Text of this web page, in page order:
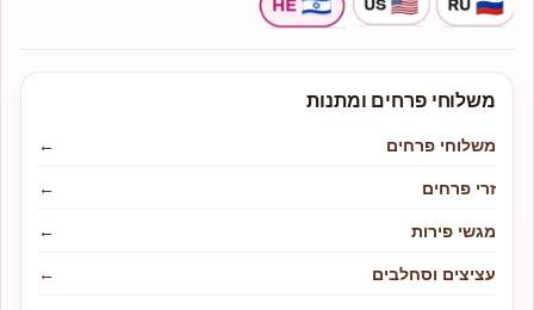
משלוחי פרחים ומתנות
משלוחי פרחים
←
זרי פרחים
←
מגשי פירות
←
עציצים וסחלבים
←